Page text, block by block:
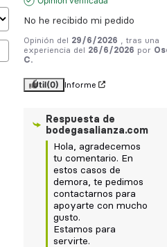
No he recibido mi pedido
Opinión del 29/6/2026
, tras una
experiencia del 26/6/2026 por
C.
Útil(0) Informe
Respuesta de
bodegasalianza.com
Hola, agradecemos
tu comentario. En
estos casos de
demora, te pedimos
contactarnos para
apoyarte con mucho
gusto.
Estamos para
servirte.